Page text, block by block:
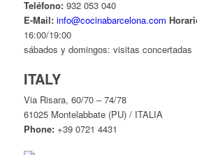
Teléfono:932 053 040
E-Mail: info@cocinabarcelona.com
16:00/19:00
sábados y domingos: visitas concertadas
ITALY
Via Risara, 60/70 – 74/78
61025 Montelabbate (PU) / ITALIA
Phone:+39 0721 4431